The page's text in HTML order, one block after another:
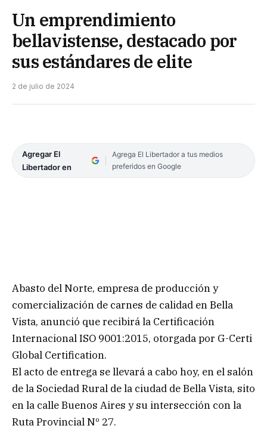
Un emprendimiento
bellavistense, destacado por
sus estándares de elite
2 de julio de 2024
Agregar El
Libertador en
Agrega El Libertador a tus medios
preferidos en Google
Abasto del Norte, empresa de producción y
comercialización de carnes de calidad en Bella
Vista, anunció que recibirá la Certificación
Internacional ISO 9001:2015, otorgada por G-Certi
Global Certification.
El acto de entrega se llevará a cabo hoy, en el salón
de la Sociedad Rural de la ciudad de Bella Vista, sito
en la calle Buenos Aires y su intersección con la
Ruta Provincial Nº 27.